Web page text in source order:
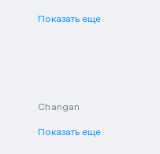
Показать еще
Changan
Показать еще